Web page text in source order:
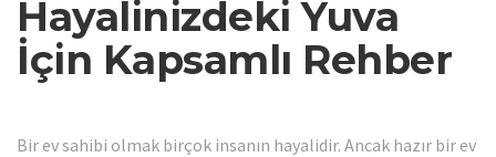
Hayalinizdeki Yuva
İçin Kapsamlı Rehber
Bir ev sahibi olmak birçok insanın hayalidir. Ancak hazır bir ev